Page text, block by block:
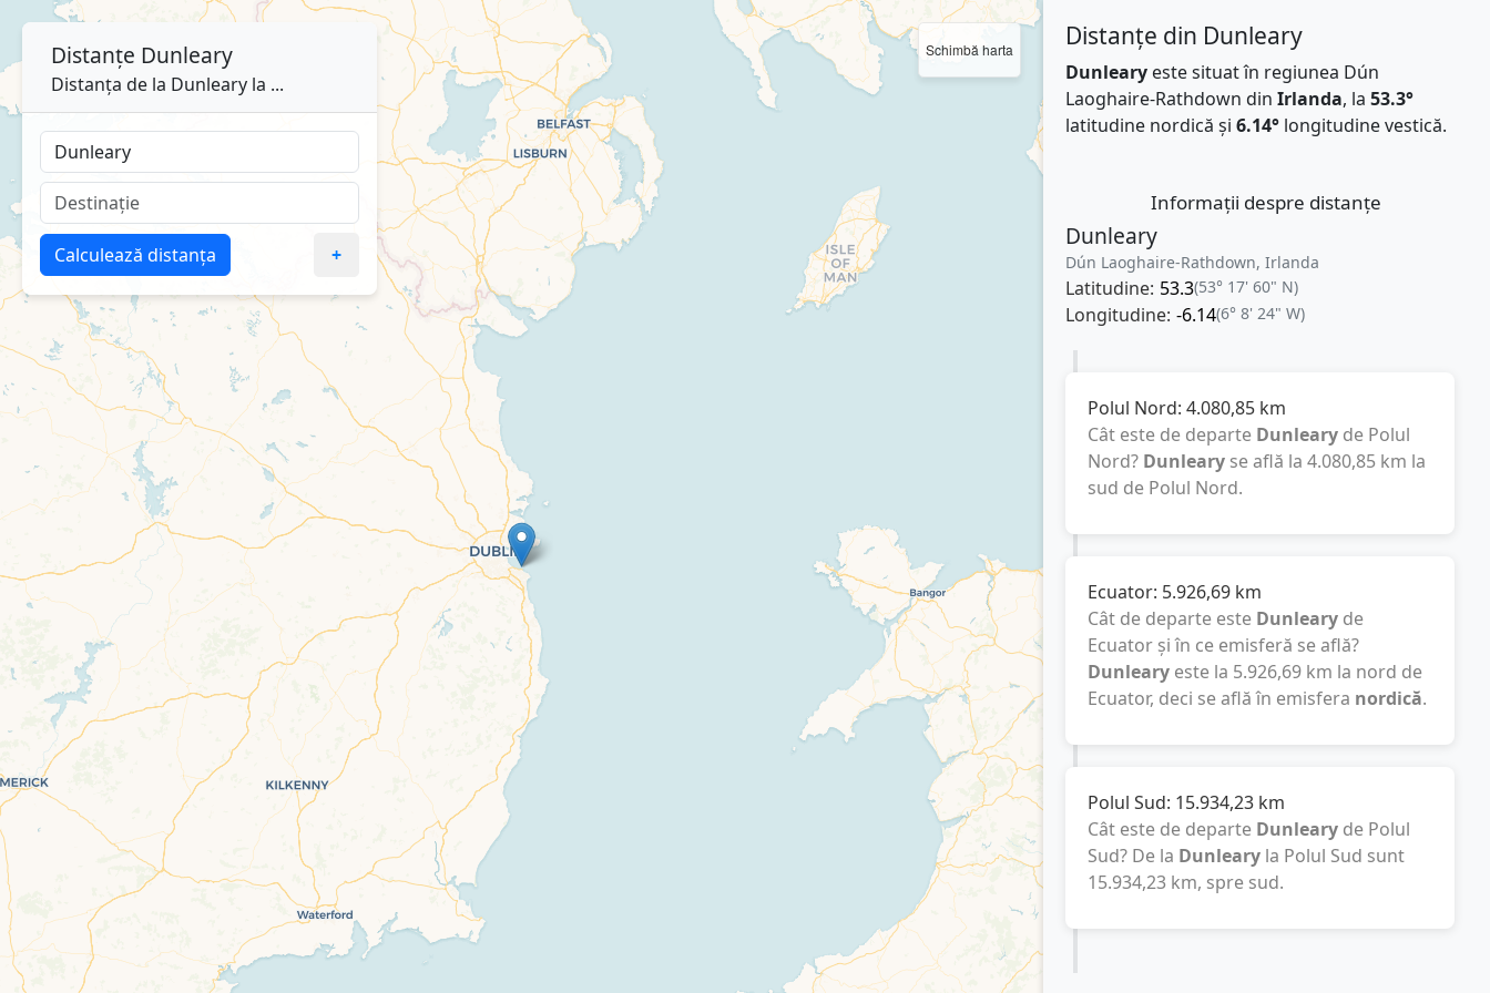
Schimbă harta Distanțe din Dunleary
Dunlearyeste situat în regiunea Dún
Laoghaire-Rathdown din Irlanda, la 53.3°
latitudine nordică și 6.14°longitudine vestică.
Informații despre distanțe
Dunleary
Dún Laoghaire-Rathdown, Irlanda
Latitudine: 53.3(53° 17' 60" N)
Longitudine: -6.14(6° 8' 24" W)
Polul Nord: 4.080,85 km
Cât este de departe Dunlearyde Polul
Nord? Dunlearyse află la 4.080,85 km la
sud de Polul Nord.
Ecuator: 5.926,69 km
Cât de departe este Dunlearyde
Ecuator și în ce emisferă se află?
Dunlearyeste la 5.926,69 km la nord de
Ecuator, deci se află în emisfera nordică.
Polul Sud: 15.934,23 km
Cât este de departe Dunlearyde Polul
Sud? De la Dunlearyla Polul Sud sunt
15.934,23 km, spre sud.
Distanțe Dunleary
Distanța de la Dunleary la ...
Calculează distanța +